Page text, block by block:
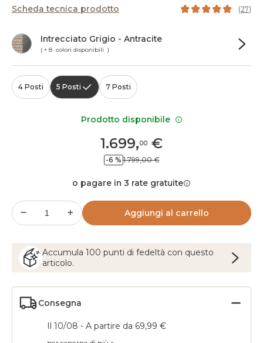
Scheda tecnica prodotto (27)
Intrecciato Grigio - Antracite
( + 8 colori disponibili )
4 Posti 5 Posti 7 Posti
1.699,00 €
-6 % 1.799,00 €
o pagare in 3 rate gratuite
Aggiungi al carrello
Accumula 100 punti di fedeltà con questo
articolo.
Consegna
Il 10/08 - A partire da 69,99 €